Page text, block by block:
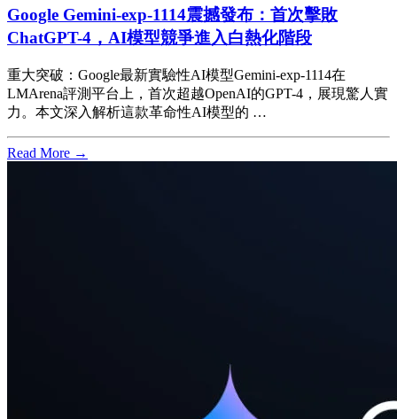
Google Gemini-exp-1114震撼發布：首次擊敗
ChatGPT-4，AI模型競爭進入白熱化階段
重大突破：Google最新實驗性AI模型Gemini-exp-1114在
LMArena評測平台上，首次超越OpenAI的GPT-4，展現驚人實
力。本文深入解析這款革命性AI模型的 …
Read More →